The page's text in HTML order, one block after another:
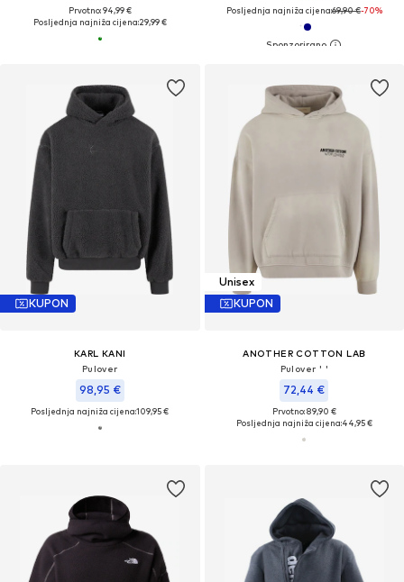
Prvotno: 94,99 €
Posljednja najniža cijena:29,99 €
Posljednja najniža cijena:69,90 €-70%
KUPON
KARL KANI
Pulover
98,95 €
Posljednja najniža cijena:109,95 €
Unisex
KUPON
ANOTHER COTTON LAB
Pulover ' '
72,44 €
Prvotno: 89,90 €
Posljednja najniža cijena:44,95 €